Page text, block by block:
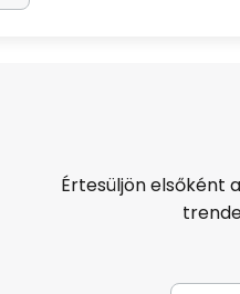
Értesüljön elsőként